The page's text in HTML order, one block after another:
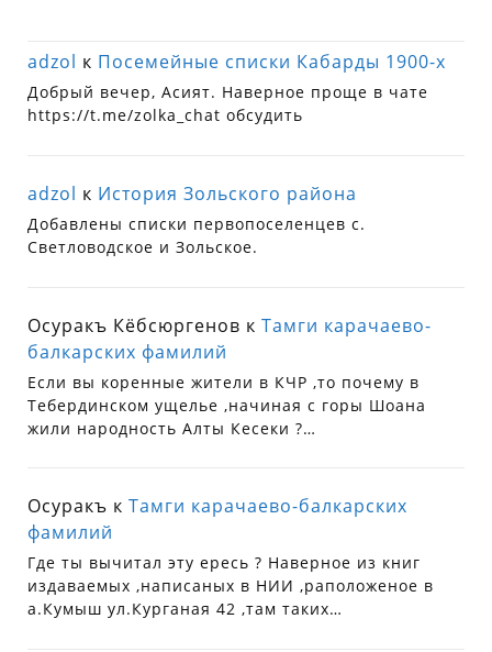
adzol к Посемейные списки Кабарды 1900-х
Добрый вечер, Асият. Наверное проще в чате
https://t.me/zolka_chat обсудить
adzol к История Зольского района
Добавлены списки первопоселенцев с.
Светловодское и Зольское.
Осуракъ Кёбсюргенов кТамги карачаево-
балкарских фамилий
Если вы коренные жители в КЧР ,то почему в
Тебердинском ущелье ,начиная с горы Шоана
жили народность Алты Кесеки ?…
Осуракъ кТамги карачаево-балкарских
фамилий
Где ты вычитал эту ересь ? Наверное из книг
издаваемых ,написаных в НИИ ,раположеное в
а.Кумыш ул.Курганая 42 ,там таких…